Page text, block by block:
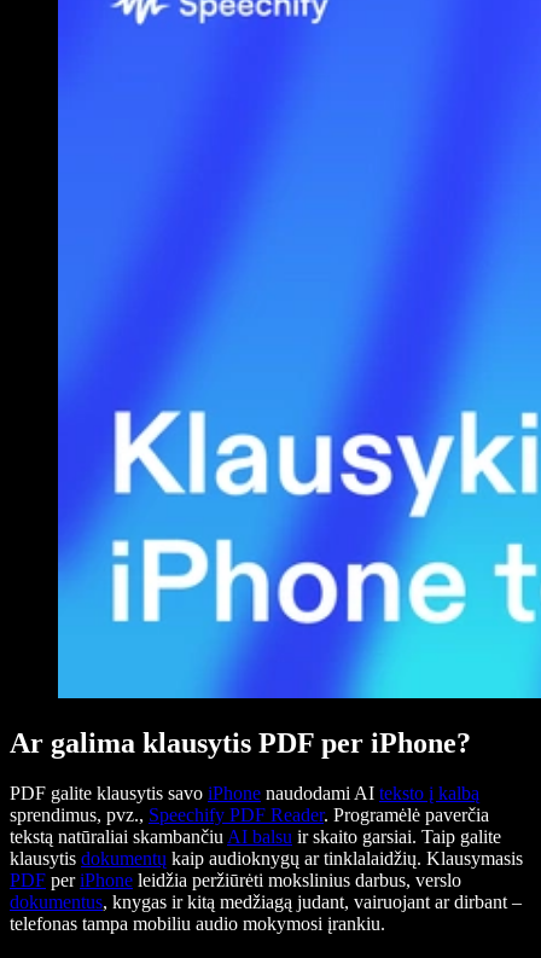
Ar galima klausytis PDF per iPhone?
PDF galite klausytis savo iPhone naudodami AI teksto į kalbą
sprendimus, pvz., Speechify PDF Reader. Programėlė paverčia
tekstą natūraliai skambančiuAI balsu ir skaito garsiai. Taip galite
klausytis dokumentų kaip audioknygų ar tinklalaidžių. Klausymasis
PDF periPhone leidžia peržiūrėti mokslinius darbus, verslo
dokumentus, knygas ir kitą medžiagą judant, vairuojant ar dirbant –
telefonas tampa mobiliu audio mokymosi įrankiu.